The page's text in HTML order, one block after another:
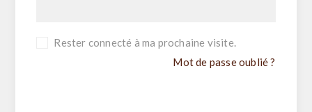
Rester connecté à ma prochaine visite.
Mot de passe oublié ?